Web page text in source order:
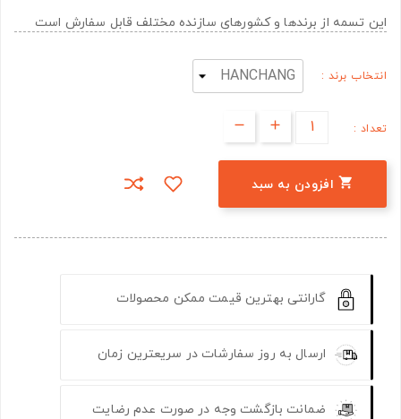
این تسمه از برندها و کشورهای سازنده مختلف قابل سفارش است
انتخاب برند :
تعداد :
 افزودن به سبد
گارانتی بهترین قیمت ممکن محصولات
ارسال به روز سفارشات در سریعترین زمان
ضمانت بازگشت وجه در صورت عدم رضایت